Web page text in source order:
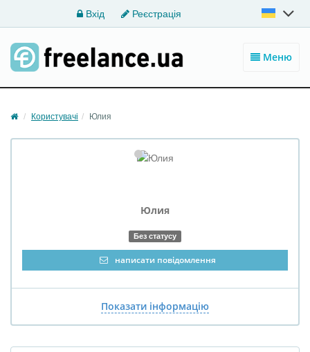
Вхід Реєстрація
Меню
Користувачі Юлия
Юлия
Без статусу
написати повідомлення
Показати інформацію